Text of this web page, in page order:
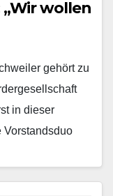
„Wir wollen
gehört zu
in dieser
Vorstandsduo